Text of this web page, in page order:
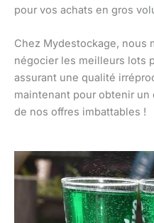
pour vos achats en gros
Chez Mydestockage, nous
négocier les meilleurs lots
assurant une qualité
maintenant pour obtenir
de nos offres imbattables !